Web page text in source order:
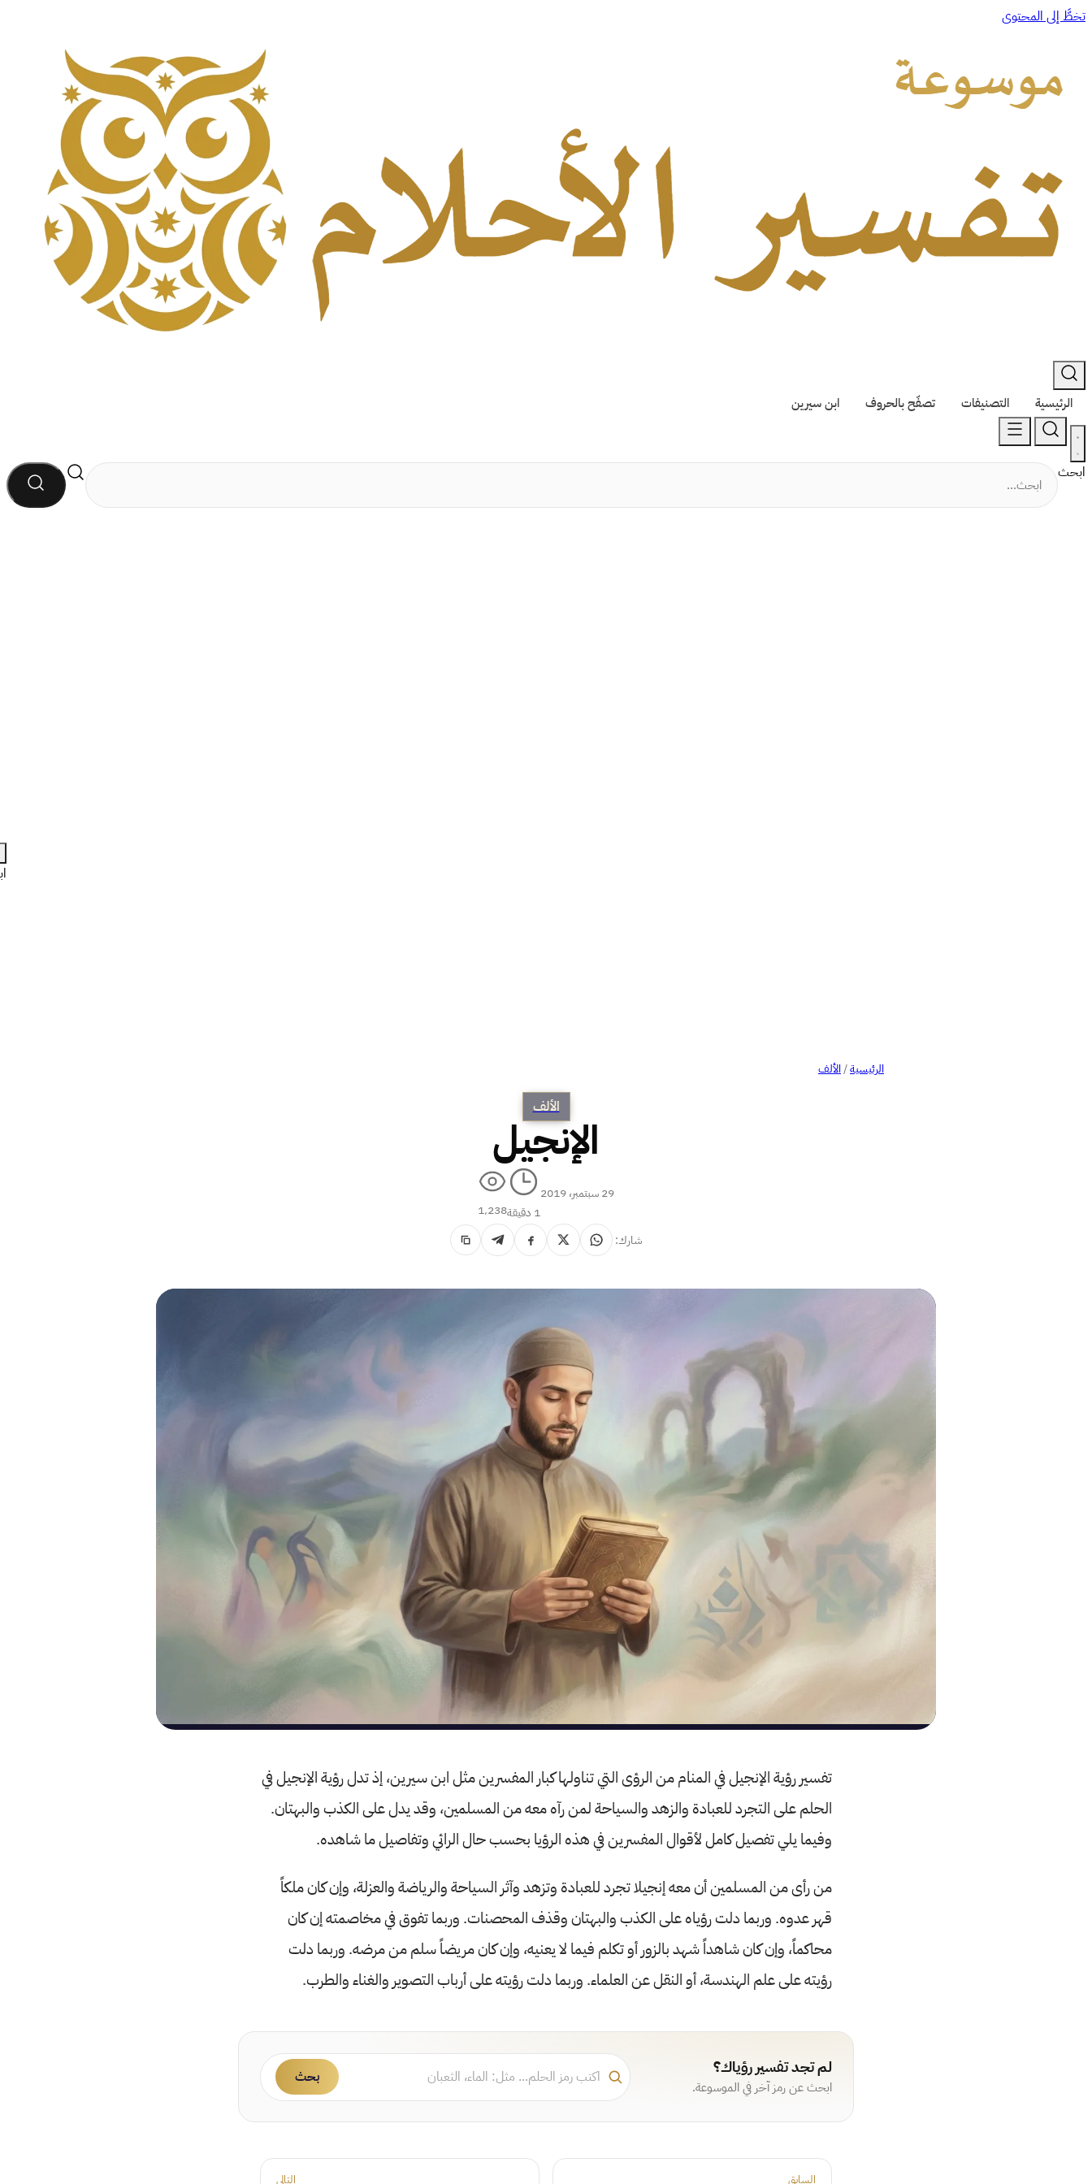
تخطَّ إلى المحتوى
الرئيسية التصنيفات تصفّح بالحروف ابن سيرين
ابحث
الرئيسية/الألف
الألف
الإنجيل
29 سبتمبر، 2019
1 دقيقة
1٬238
شارك:
تفسير رؤية الإنجيل في المنام من الرؤى التي تناولها كبار المفسرين مثل ابن سيرين، إذ تدل رؤية الإنجيل في
الحلم على التجرد للعبادة والزهد والسياحة لمن رآه معه من المسلمين، وقد يدل على الكذب والبهتان.
وفيما يلي تفصيل كامل لأقوال المفسرين في هذه الرؤيا بحسب حال الرائي وتفاصيل ما شاهده.
من رأى من المسلمين أن معه إنجيلا تجرد للعبادة وتزهد وآثر السياحة والرياضة والعزلة، وإن كان ملكاً
قهر عدوه. وربما دلت رؤياه على الكذب والبهتان وقذف المحصنات. وربما تفوق في مخاصمته إن كان
محاكماً، وإن كان شاهداً شهد بالزور أو تكلم فيما لا يعنيه، وإن كان مريضاً سلم من مرضه. وربما دلت
رؤيته على علم الهندسة، أو النقل عن العلماء. وربما دلت رؤيته على أرباب التصوير والغناء والطرب.
لم تجد تفسير رؤياك؟
ابحث عن رمز آخر في الموسوعة.
بحث
السابق التالي